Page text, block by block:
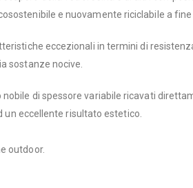
e nuovamente riciclabile a fine
eccezionali in termini di
sostanze nocive.
di spessore variabile ricavati
eccellente risultato estetico.
outdoor.